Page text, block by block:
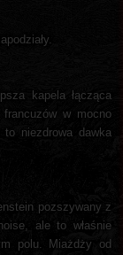
kapela łącząca
w mocno
niezdrowa dawka
pozszywany z
ale to właśnie
polu. Miażdży od